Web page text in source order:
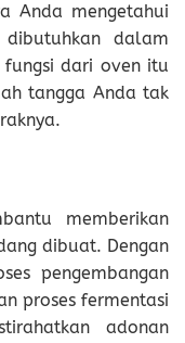
Anda mengetahui
dalam
dari oven itu
tangga Anda tak
memberikan
dibuat. Dengan
pengembangan
proses fermentasi
adonan